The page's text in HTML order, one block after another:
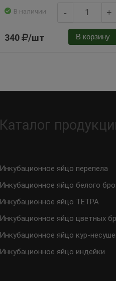
В наличии - +
340 /шт В корзину
Каталог
Инкубационное яйцо перепела
Инкубационное яйцо белого
Инкубационное яйцо ТЕТРА
Инкубационное яйцо цветных
Инкубационное яйцо кур-
Инкубационное яйцо индейки